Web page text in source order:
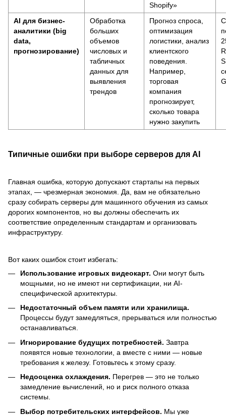
Shopify»
AI для бизнес-
аналитики (big
data,
прогнозирование)
Обработка
больших
объемов
числовых и
табличных
данных для
выявления
трендов
Прогноз спроса,
оптимизация
логистики, анализ
клиентского
поведения.
Например,
торговая
компания
прогнозирует,
сколько товара
нужно закупить
Типичные ошибки при выборе серверов для AI
Главная ошибка, которую допускают стартапы на первых
этапах, — чрезмерная экономия. Да, вам не обязательно
сразу собирать серверы для машинного обучения из самых
дорогих компонентов, но вы должны обеспечить их
соответствие определенным стандартам и организовать
инфраструктуру.
Вот каких ошибок стоит избегать:
Использование игровых видеокарт. Они могут быть
мощными, но не имеют ни сертификации, ни AI-
специфической архитектуры.
Недостаточный объем памяти или хранилища.
Процессы будут замедляться, прерываться или полностью
останавливаться.
Игнорирование будущих потребностей. Завтра
появятся новые технологии, а вместе с ними — новые
требования к железу. Готовьтесь к этому сразу.
Недооценка охлаждения. Перегрев — это не только
замедление вычислений, но и риск полного отказа
системы.
Выбор потребительских интерфейсов. Мы уже